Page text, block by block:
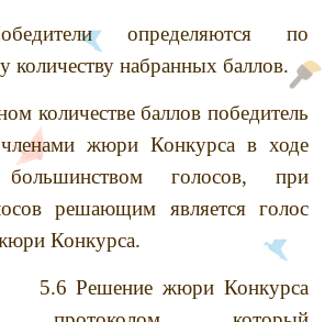
определяются по
количеству набранных баллов.
количестве баллов победитель
членами жюри Конкурса в ходе
большинством голосов, при
решающим является голос
Конкурса.
жюри Конкурса